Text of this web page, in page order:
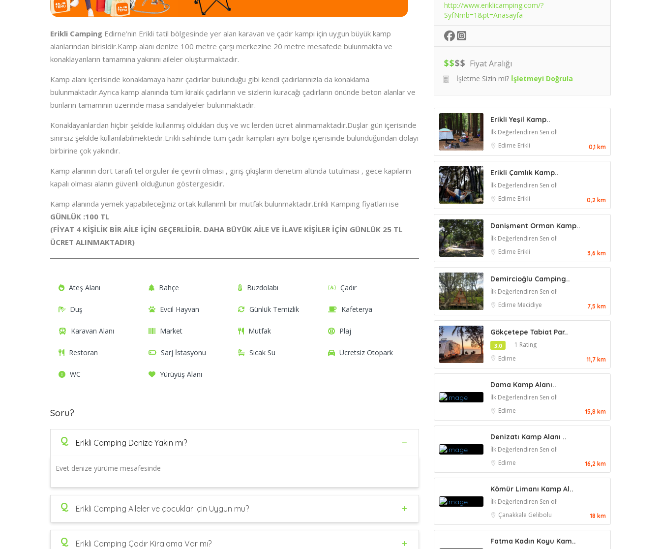
Erikli Camping Edirne’nin Erikli tatil bölgesinde yer alan karavan ve çadır kampı için uygun büyük kamp
alanlarından birisidir.Kamp alanı denize 100 metre çarşı merkezine 20 metre mesafede bulunmakta ve
konaklayanların tamamına yakınını aileler oluşturmaktadır.
Kamp alanı içerisinde konaklamaya hazır çadırlar bulunduğu gibi kendi çadırlarınızla da konaklama
bulunmaktadır.Ayrıca kamp alanında tüm kiralık çadırların ve sizlerin kuracağı çadırların önünde beton alanlar ve
bunların tamamının üzerinde masa sandalyeler bulunmaktadır.
Konaklayanlardan hiçbir şekilde kullanmış oldukları duş ve wc lerden ücret alınmamaktadır.Duşlar gün içerisinde
sınırsız şekilde kullanılabilmektedir.Erikli sahilinde tüm çadır kampları aynı bölge içerisinde bulunduğundan dolayı
birbirine çok yakındır.
Kamp alanının dört tarafı tel örgüler ile çevrili olması , giriş çıkışların denetim altında tutulması , gece kapıların
kapalı olması alanın güvenli olduğunun göstergesidir.
Kamp alanında yemek yapabileceğiniz ortak kullanımlı bir mutfak bulunmaktadır.Erikli Kamping fiyatları ise
GÜNLÜK :100 TL
(FİYAT 4 KİŞİLİK BİR AİLE İÇİN GEÇERLİDİR. DAHA BÜYÜK AİLE VE İLAVE KİŞİLER İÇİN GÜNLÜK 25 TL
ÜCRET ALINMAKTADIR)
Ateş Alanı Bahçe Buzdolabı Çadır
Duş Evcil Hayvan Günlük Temizlik Kafeterya
Karavan Alanı Market Mutfak Plaj
Restoran Sarj İstasyonu Sıcak Su Ücretsiz Otopark
WC Yürüyüş Alanı
Soru?
Q Erikli Camping Denize Yakın mı?
Evet denize yürüme mesafesinde
Q Erikli Camping Aileler ve çocuklar için Uygun mu?
Q Erikli Camping Çadır Kiralama Var mı?
http://www.eriklicamping.com/?
SyfNmb=1&pt=Anasayfa
$$$$ Fiyat Aralığı
İşletme Sizin mi? İşletmeyi Doğrula
Erikli Yeşil Kamp..
İlk Değerlendiren Sen ol!
Edirne Erikli 0,1 km
Erikli Çamlık Kamp..
İlk Değerlendiren Sen ol!
Edirne Erikli 0,2 km
Danişment Orman Kamp..
İlk Değerlendiren Sen ol!
Edirne Erikli 3,6 km
Demircioğlu Camping..
İlk Değerlendiren Sen ol!
Edirne Mecidiye 7,5 km
Gökçetepe Tabiat Par..
3.0
1 Rating
Edirne
11,7 km
Dama Kamp Alanı..
İlk Değerlendiren Sen ol!
Edirne
15,8 km
Denizatı Kamp Alanı ..
İlk Değerlendiren Sen ol!
Edirne
16,2 km
Kömür Limanı Kamp Al..
İlk Değerlendiren Sen ol!
Çanakkale Gelibolu 18 km
Fatma Kadın Koyu Kam..